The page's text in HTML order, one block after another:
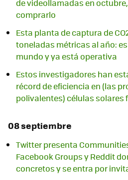
de videollamadas en
comprarlo
Esta planta de captura de
toneladas métricas al año:
mundo y ya está operativa
Estos investigadores han
récord de eficiencia en (las
polivalentes) células solares
08 septiembre
Twitter presenta
Facebook Groups y Reddit
concretos y se entra por